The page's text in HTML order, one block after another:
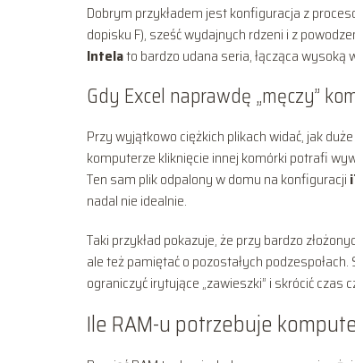
Dobrym przykładem jest konfiguracja z
dopisku F), sześć wydajnych rdzeni i z
Intelato bardzo udana seria, łącząca
Gdy Excel naprawdę „męczy”
Przy wyjątkowo ciężkich plikach widać, jak
komputerze kliknięcie innej komórki potrafi
Ten sam plik odpalony w domu na konfiguracji
nadal nie idealnie.
Taki przykład pokazuje, że przy bardzo
ale też pamiętać o pozostałych
ograniczyć irytujące „zawieszki” i skrócić czas
Ile RAM-u potrzebuje